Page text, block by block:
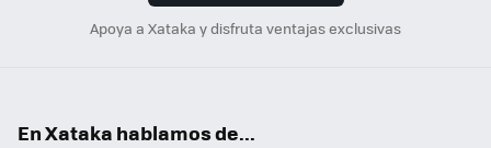
Apoya a Xataka y disfruta ventajas exclusivas
En Xataka hablamos de...